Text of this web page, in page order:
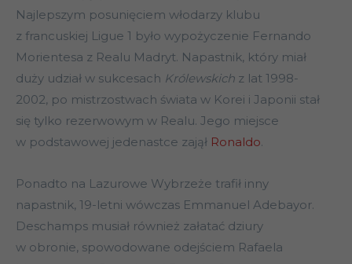
Najlepszym posunięciem włodarzy klubu
z francuskiej Ligue 1 było wypożyczenie Fernando
Morientesa z Realu Madryt. Napastnik, który miał
duży udział w sukcesach Królewskich z lat 1998-
2002, po mistrzostwach świata w Korei i Japonii stał
się tylko rezerwowym w Realu. Jego miejsce
w podstawowej jedenastce zajął Ronaldo.
Ponadto na Lazurowe Wybrzeże trafił inny
napastnik, 19-letni wówczas Emmanuel Adebayor.
Deschamps musiał również załatać dziury
w obronie, spowodowane odejściem Rafaela